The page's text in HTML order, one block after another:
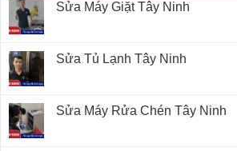
Sửa Máy Giặt Tây Ninh
Sửa Tủ Lạnh Tây Ninh
Sửa Máy Rửa Chén Tây Ninh